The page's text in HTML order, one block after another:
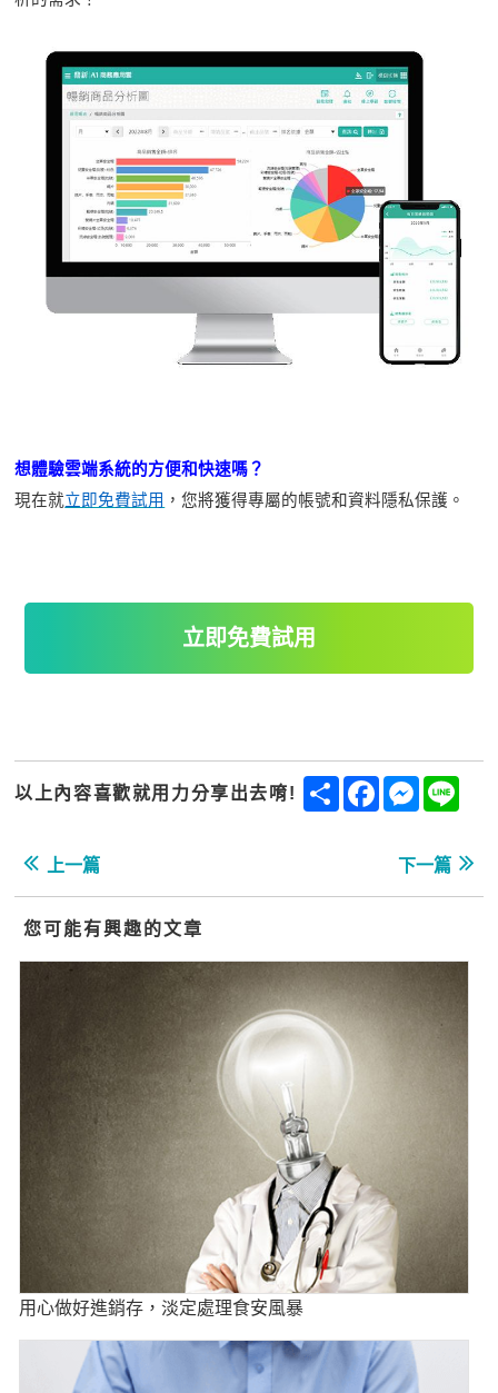
想體驗雲端系統的方便和快速嗎？
現在就立即免費試用 ，您將獲得專屬的帳號和資料隱私保護。
立即免費試用
以上內容喜歡就用力分享出去唷! ShareFacebook
上一篇 下一篇
您可能有興趣的文章
用心做好進銷存，淡定處理食安風暴